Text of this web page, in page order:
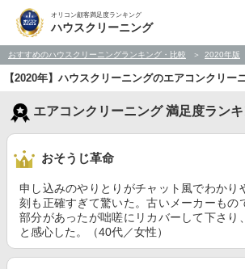
オリコン顧客満足度ランキング
ハウスクリーニング
おすすめのハウスクリーニングランキング・比較 2020年版
【2020年】ハウスクリーニングのエアコンクリー
エアコンクリーニング 満足度ラン
おそうじ革命
申し込みのやりとりがチャット風でわかり
刻も正確すぎて驚いた。古いメーカーもの
部分があったが咄嗟にリカバーして下さり
と感心した。（40代／女性）